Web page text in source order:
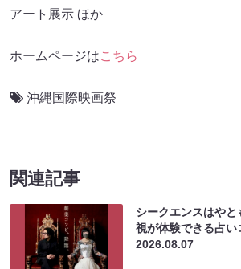
アート展示 ほか
ホームページはこちら
沖縄国際映画祭
関連記事
シークエンスはや
視が体験できる占い
2026.08.07